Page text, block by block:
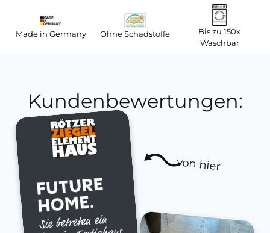
Made in Germany Ohne Schadstoffe
Bis zu 150x
Waschbar
Kundenbewertungen:
von hier